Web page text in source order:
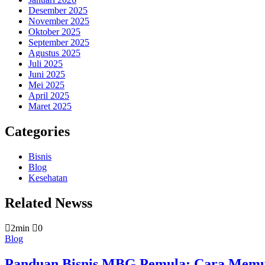
Desember 2025
November 2025
Oktober 2025
September 2025
Agustus 2025
Juli 2025
Juni 2025
Mei 2025
April 2025
Maret 2025
Categories
Bisnis
Blog
Kesehatan
Related Newss
2min
0
Blog